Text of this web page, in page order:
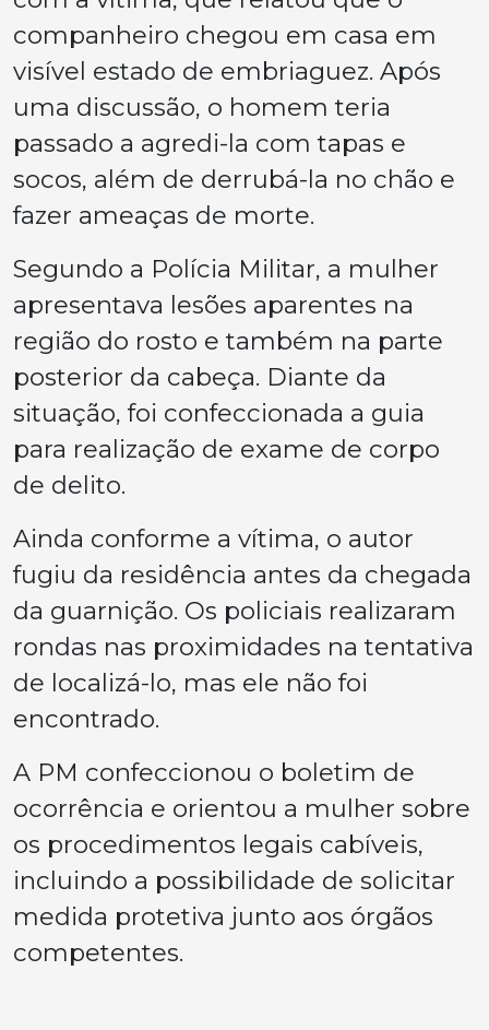
companheiro chegou em casa em
visível estado de embriaguez. Após
uma discussão, o homem teria
passado a agredi-la com tapas e
socos, além de derrubá-la no chão e
fazer ameaças de morte.
Segundo a Polícia Militar, a mulher
apresentava lesões aparentes na
região do rosto e também na parte
posterior da cabeça. Diante da
situação, foi confeccionada a guia
para realização de exame de corpo
de delito.
Ainda conforme a vítima, o autor
fugiu da residência antes da chegada
da guarnição. Os policiais realizaram
rondas nas proximidades na tentativa
de localizá-lo, mas ele não foi
encontrado.
A PM confeccionou o boletim de
ocorrência e orientou a mulher sobre
os procedimentos legais cabíveis,
incluindo a possibilidade de solicitar
medida protetiva junto aos órgãos
competentes.